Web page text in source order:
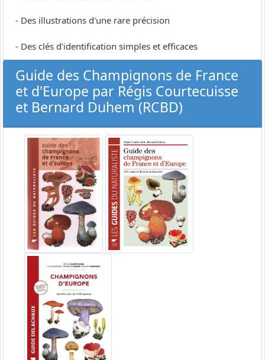
- Des illustrations d'une rare précision
- Des clés d'identification simples et efficaces
Guide des Champignons de France
et d'Europe par Régis Courtecuisse
et Bernard Duhem (RCBD)